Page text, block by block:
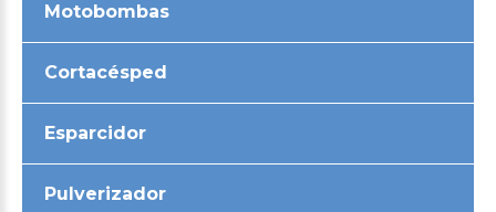
Motobombas
Cortacésped
Esparcidor
Pulverizador